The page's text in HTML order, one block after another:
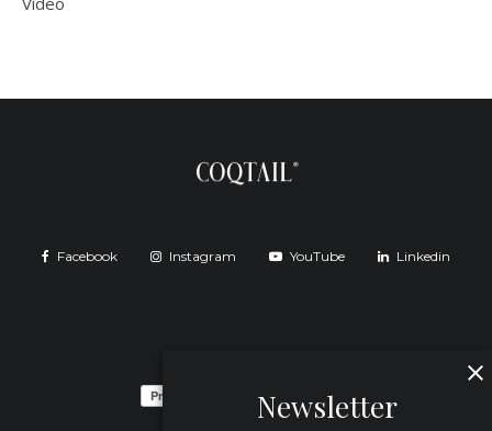
Facebook Instagram YouTube Linkedin
Newsletter